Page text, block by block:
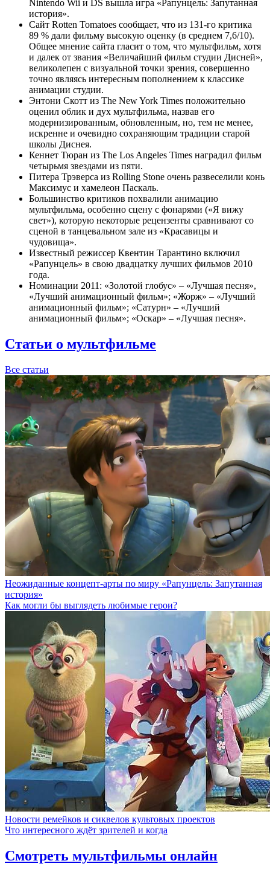
Nintendo Wii и DS вышла игра «Рапунцель: Запутанная
история».
Сайт Rotten Tomatoes сообщает, что из 131-го критика
89 % дали фильму высокую оценку (в среднем 7,6/10).
Общее мнение сайта гласит о том, что мультфильм, хотя
и далек от звания «Величайший фильм студии Дисней»,
великолепен с визуальной точки зрения, совершенно
точно являясь интересным пополнением к классике
анимации студии.
Энтони Скотт из The New York Times положительно
оценил облик и дух мультфильма, назвав его
модернизированным, обновленным, но, тем не менее,
искренне и очевидно сохраняющим традиции старой
школы Диснея.
Кеннет Тюран из The Los Angeles Times наградил фильм
четырьмя звездами из пяти.
Питера Трэверса из Rolling Stone очень развеселили конь
Максимус и хамелеон Паскаль.
Большинство критиков похвалили анимацию
мультфильма, особенно сцену с фонарями («Я вижу
свет»), которую некоторые рецензенты сравнивают со
сценой в танцевальном зале из «Красавицы и
чудовища».
Известный режиссер Квентин Тарантино включил
«Рапунцель» в свою двадцатку лучших фильмов 2010
года.
Номинации 2011: «Золотой глобус» – «Лучшая песня»,
«Лучший анимационный фильм»; «Жорж» – «Лучший
анимационный фильм»; «Сатурн» – «Лучший
анимационный фильм»; «Оскар» – «Лучшая песня».
Статьи о мультфильме
Все статьи
Неожиданные концепт-арты по миру «Рапунцель: Запутанная
история»
Как могли бы выглядеть любимые герои?
Новости ремейков и сиквелов культовых проектов
Что интересного ждёт зрителей и когда
Смотреть мультфильмы онлайн